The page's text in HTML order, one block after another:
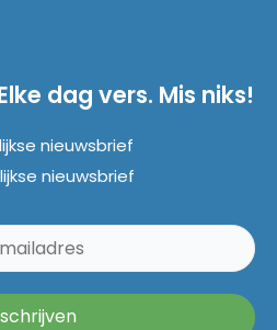
dag vers. Mis niks!
nieuwsbrief
nieuwsbrief